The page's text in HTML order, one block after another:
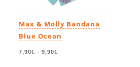
Max & Molly Bandana
Blue Ocean
7,90€ - 9,90€